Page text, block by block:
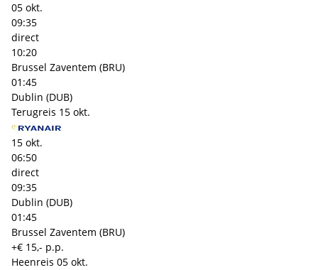
05 okt.
09:35
direct
10:20
Brussel Zaventem (BRU)
01:45
Dublin (DUB)
Terugreis 15 okt.
15 okt.
06:50
direct
09:35
Dublin (DUB)
01:45
Brussel Zaventem (BRU)
+€ 15,- p.p.
Heenreis 05 okt.